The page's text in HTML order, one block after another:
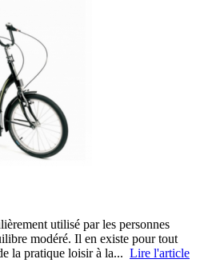
utilisé par les personnes
modéré. Il en existe pour tout
la pratique loisir à la... Lire l'article